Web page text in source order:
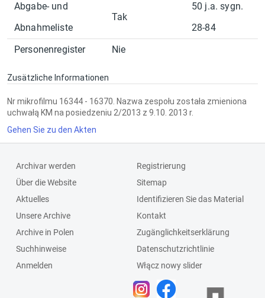
Abgabe- und
Abnahmeliste
Tak
50 j.a. sygn.
28-84
Personenregister
Nie
Zusätzliche Informationen
Nr mikrofilmu 16344 - 16370. Nazwa zespołu została zmieniona
uchwałą KM na posiedzeniu 2/2013 z 9.10. 2013 r.
Gehen Sie zu den Akten
Archivar werden
Über die Website
Aktuelles
Unsere Archive
Archive in Polen
Suchhinweise
Anmelden
Registrierung
Sitemap
Identifizieren Sie das Material
Kontakt
Zugänglichkeitserklärung
Datenschutzrichtlinie
Włącz nowy slider